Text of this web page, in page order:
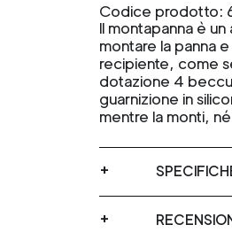
Codice prodotto:
Il montapanna è
montare la panna
recipiente, come
dotazione 4
guarnizione in
mentre la monti,